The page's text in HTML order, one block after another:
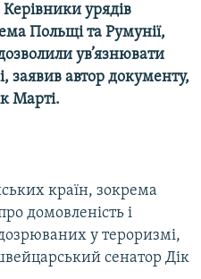
урядів
Польщі та Румунії,
ув’язнювати
заявив автор документу,
Марті.
країн, зокрема
домовленість і
у тероризмі,
сенатор Дік